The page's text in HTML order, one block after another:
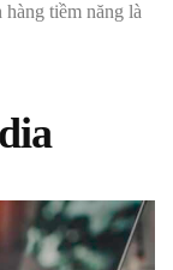
tiềm năng là